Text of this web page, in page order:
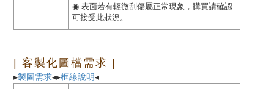
◉ 表面若有輕微刮傷屬正常現象，購買請確認
可接受此狀況。
| 客製化圖檔需求 |
▸製圖需求◂▸框線說明◂